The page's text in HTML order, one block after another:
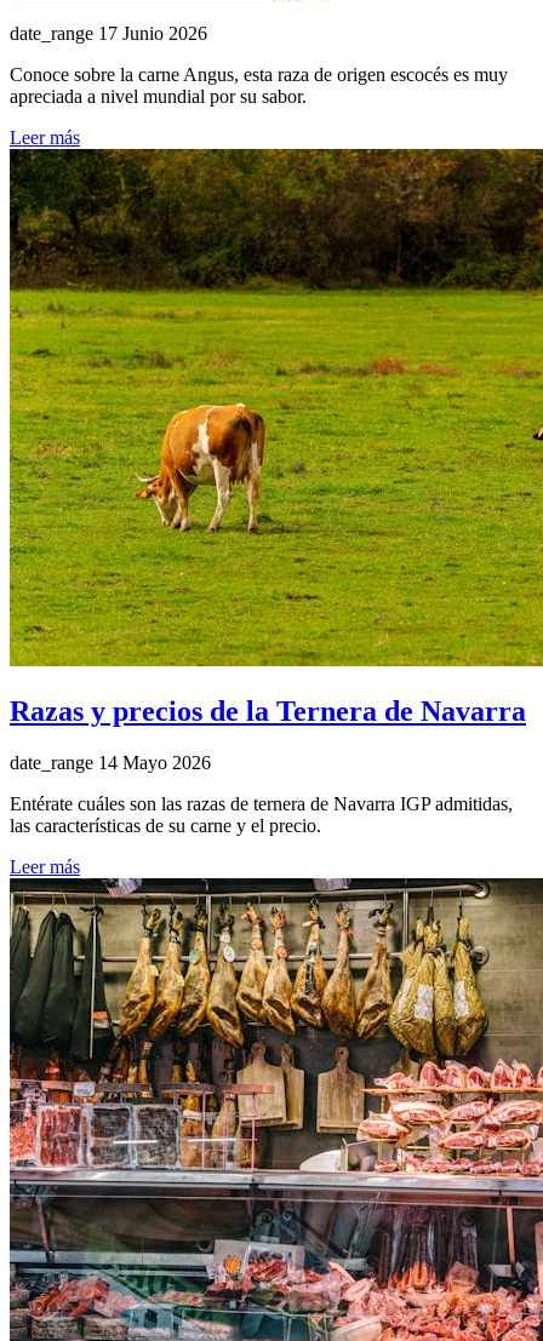
date_range 17 Junio 2026
Conoce sobre la carne Angus, esta raza de origen escocés es muy
apreciada a nivel mundial por su sabor.
Leer más
Razas y precios de la Ternera de Navarra
date_range 14 Mayo 2026
Entérate cuáles son las razas de ternera de Navarra IGP admitidas,
las características de su carne y el precio.
Leer más